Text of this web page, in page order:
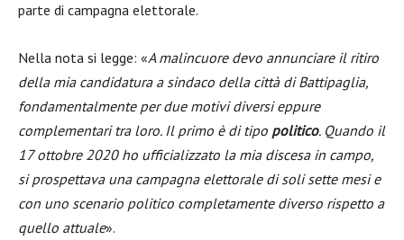
parte di campagna elettorale.
Nella nota si legge: «A malincuore devo annunciare il ritiro
della mia candidatura a sindaco della città di Battipaglia,
fondamentalmente per due motivi diversi eppure
complementari tra loro. Il primo è di tipo politico. Quando il
17 ottobre 2020 ho ufficializzato la mia discesa in campo,
si prospettava una campagna elettorale di soli sette mesi e
con uno scenario politico completamente diverso rispetto a
quello attuale».